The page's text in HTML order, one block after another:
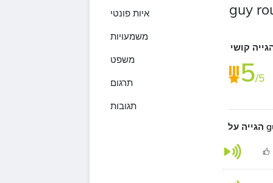
איות פונטי
משמעויות
משפט
תרגום
תגובות
guy
קושי
5/5